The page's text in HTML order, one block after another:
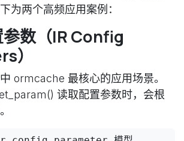
为两个高频应用案例：
参数（IR Config
）
ormcache 最核心的应用场景。
读取配置参数时，会根